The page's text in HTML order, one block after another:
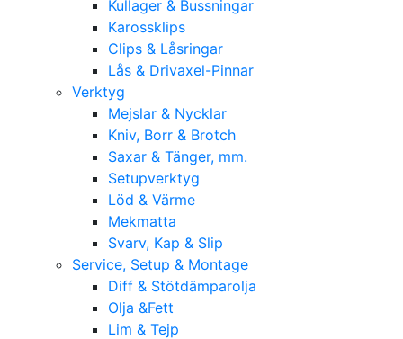
Kullager & Bussningar
Karossklips
Clips & Låsringar
Lås & Drivaxel-Pinnar
Verktyg
Mejslar & Nycklar
Kniv, Borr & Brotch
Saxar & Tänger, mm.
Setupverktyg
Löd & Värme
Mekmatta
Svarv, Kap & Slip
Service, Setup & Montage
Diff & Stötdämparolja
Olja &Fett
Lim & Tejp